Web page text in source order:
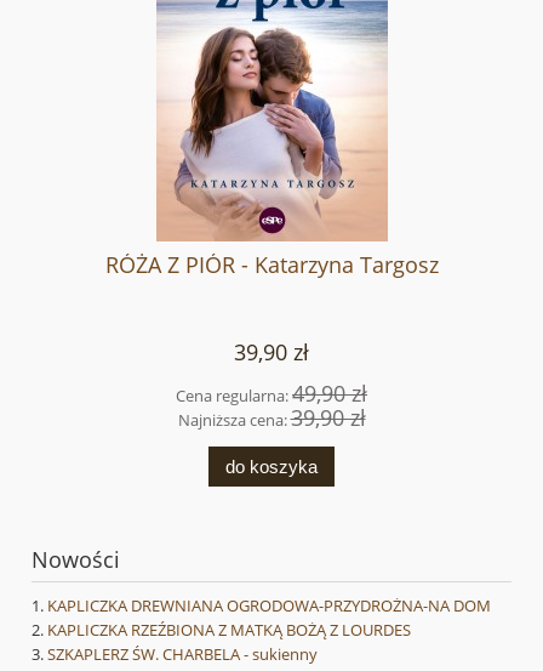
RÓŻA Z PIÓR - Katarzyna Targosz
39,90 zł
Cena regularna:49,90 zł
Najniższa cena:39,90 zł
do koszyka
Nowości
KAPLICZKA DREWNIANA OGRODOWA-PRZYDROŻNA-NA DOM
KAPLICZKA RZEŹBIONA Z MATKĄ BOŻĄ Z LOURDES
SZKAPLERZ ŚW. CHARBELA - sukienny